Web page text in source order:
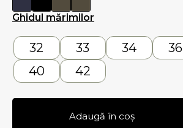
Ghidul mărimilor
32 33 34 36
40
42
Adaugă în coș